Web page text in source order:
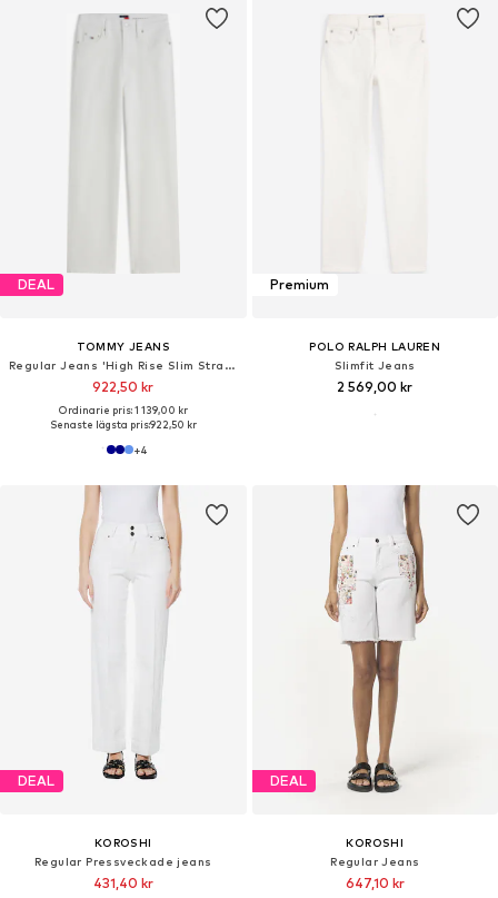
DEAL
TOMMY JEANS
Regular Jeans 'High Rise Slim Straight White'
922,50 kr
Ordinarie pris: 1 139,00 kr
Senaste lägsta pris:922,50 kr
+4
Premium
POLO RALPH LAUREN
Slimfit Jeans
2 569,00 kr
DEAL
KOROSHI
Regular Pressveckade jeans
431,40 kr
DEAL
KOROSHI
Regular Jeans
647,10 kr